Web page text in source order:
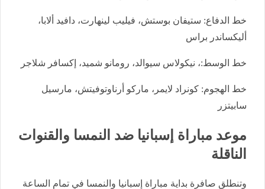
خط الدفاع: ستيفان بوستش، فيليب لينهارت، دافيد ألابا،
أليكساندر براس
خط الوسط:، نيكولاس سيوالد، رومانو شميد، إكسافر شلاجر
خط الهجوم: كونراد لايمر، ماركو أرناوتوفيتش، مارسيل
سابيتزر
موعد مباراة إسبانيا ضد النمسا والقنوات
الناقلة
وتنطلق صافرة بداية مباراة إسبانيا والنمسا في تمام الساعة